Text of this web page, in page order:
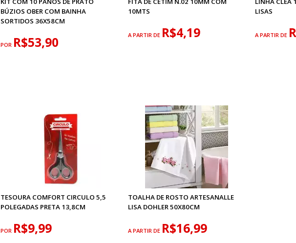
BÚZIOS OBER COM BAINHA
SORTIDOS 36X58CM
POR R$53,90
10MTS
A PARTIR DE R$4,19
LISAS
A PARTIR DE
TESOURA COMFORT CIRCULO 5,5
POLEGADAS PRETA 13,8CM
POR R$9,99
TOALHA DE ROSTO ARTESANALLE
LISA DOHLER 50X80CM
A PARTIR DE R$16,99